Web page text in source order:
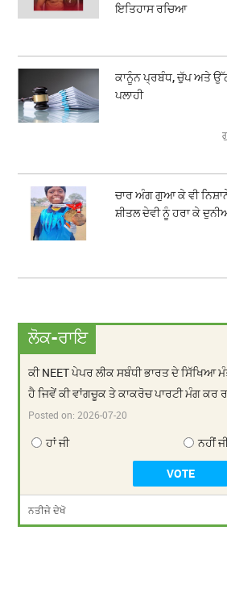
ਇਤਿਹਾਸ ਰਚਿਆ
ਕਾਨੂੰਨ ਪ੍ਰਬੰਧ, ਚੁੱਪ ਅਤੇ
ਪਲਾਹੀ
ਚਾਰ ਅੰਗ ਗੁਆ ਕੇ ਵੀ
ਸ਼ੀਤਲ ਦੇਵੀ ਨੂੰ ਹਰਾ ਕੇ
ਲੋਕ-ਰਾਇ
ਕੀ NEET ਪੇਪਰ ਲੀਕ ਸਬੰਧੀ ਭਾਰਤ ਦੇ ਸਿੱਖਿਆ
ਹੈ ਜਿਵੇਂ ਕੀ ਵਾਂਗਚੂਕ ਤੇ ਕਾਕਰੋਚ ਪਾਰਟੀ ਮੰਗ ਕਰ
Posted on:2026-07-20
ਹਾਂ ਜੀ ਨਹੀਂ
ਨਤੀਜੇ ਦੇਖੋ